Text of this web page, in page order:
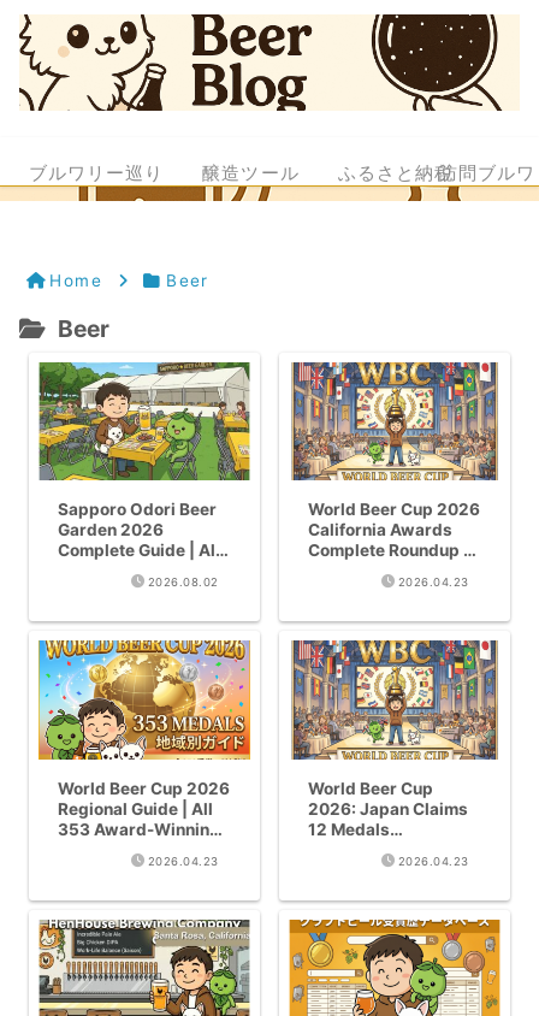
ブルワリー巡り 醸造ツール ふるさと納税訪問ブル
Home Beer
Beer
Sapporo Odori Beer
Garden 2026
Complete Guide | All
6 Venues in Odori
Park, July 23-Aug 18
2026.08.02
World Beer Cup 2026
California Awards
Complete Roundup |
68 Medals Across 47
Breweries from San
2026.04.23
World Beer Cup 2026
Regional Guide | All
353 Award-Winning
Beers by Region
2026.04.23
World Beer Cup
2026: Japan Claims
12 Medals
(5G/4S/3B) — Full
Analysis with Cross-
2026.04.23